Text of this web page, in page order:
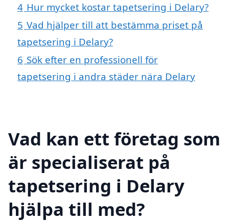
4 Hur mycket kostar tapetsering i Delary?
5 Vad hjälper till att bestämma priset på
tapetsering i Delary?
6 Sök efter en professionell för
tapetsering i andra städer nära Delary
Vad kan ett företag som
är specialiserat på
tapetsering i Delary
hjälpa till med?